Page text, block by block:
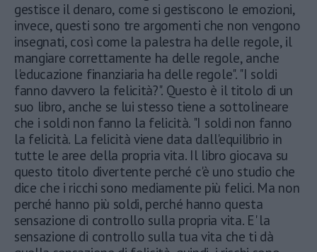
gestisce il denaro, come si gestiscono le emozioni,
invece, questi sono tre argomenti che non vengono
insegnati, così come la palestra ha delle regole, il
mangiare correttamente ha delle regole, anche
l'educazione finanziaria ha delle regole". "I soldi
fanno davvero la felicità?". Questo è il titolo di un
suo libro, anche se lui stesso tiene a sottolineare
che i soldi non fanno la felicità. "I soldi non fanno
la felicità. La felicità viene data dall'equilibrio in
tutte le aree della propria vita. Il libro giocava su
questo titolo divertente perché c'è uno studio che
dice che i ricchi sono mediamente più felici. Ma non
perché hanno più soldi, perché hanno questa
sensazione di controllo sulla propria vita. E' la
sensazione di controllo sulla tua vita che ti dà